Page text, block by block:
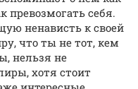
превозмогать себя.
ненависть к своей
что ты не тот, кем
нельзя не
хотя стоит